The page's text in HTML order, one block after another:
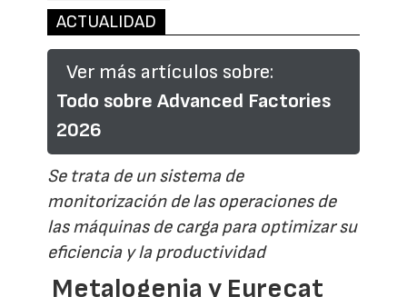
ACTUALIDAD
Ver más artículos sobre:
Todo sobre Advanced Factories
2026
Se trata de un sistema de
monitorización de las operaciones de
las máquinas de carga para optimizar su
eficiencia y la productividad
Metalogenia y Eurecat